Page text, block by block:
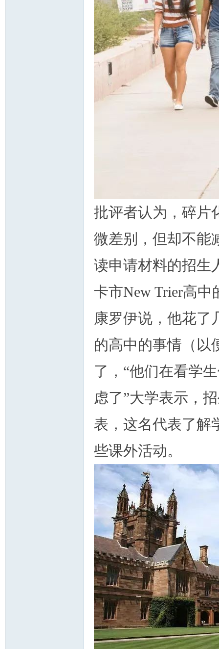
批评者认为，碎片
微差别，但却不能
读申请材料的招生
卡市New Trier高
康罗伊说，他花了
的高中的事情（以
了，“他们在看学
虑了”大学表示，
表，这名代表了解
些课外活动。